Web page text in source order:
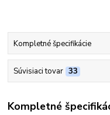
Kompletné špecifikácie
Súvisiaci tovar 33
Kompletné